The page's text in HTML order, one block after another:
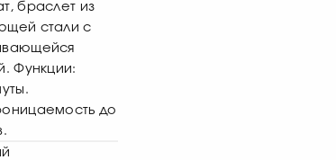
браслет из
стали с
Функции:
до